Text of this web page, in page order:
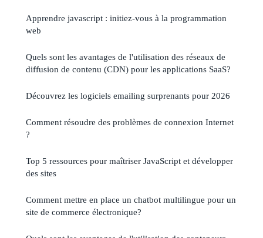
Apprendre javascript : initiez-vous à la programmation
web
Quels sont les avantages de l'utilisation des réseaux de
diffusion de contenu (CDN) pour les applications SaaS?
Découvrez les logiciels emailing surprenants pour 2026
Comment résoudre des problèmes de connexion Internet
?
Top 5 ressources pour maîtriser JavaScript et développer
des sites
Comment mettre en place un chatbot multilingue pour un
site de commerce électronique?